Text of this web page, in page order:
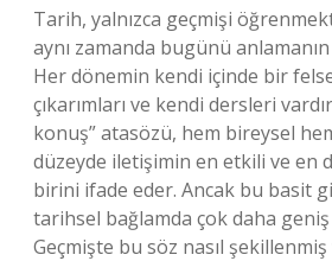
Tarih, yalnızca geçmişi
aynı zamanda bugünü anlamanın
Her dönemin kendi içinde bir
çıkarımları ve kendi dersleri
konuş” atasözü, hem bireysel
düzeyde iletişimin en etkili ve en
birini ifade eder. Ancak bu basit
tarihsel bağlamda çok daha
Geçmişte bu söz nasıl